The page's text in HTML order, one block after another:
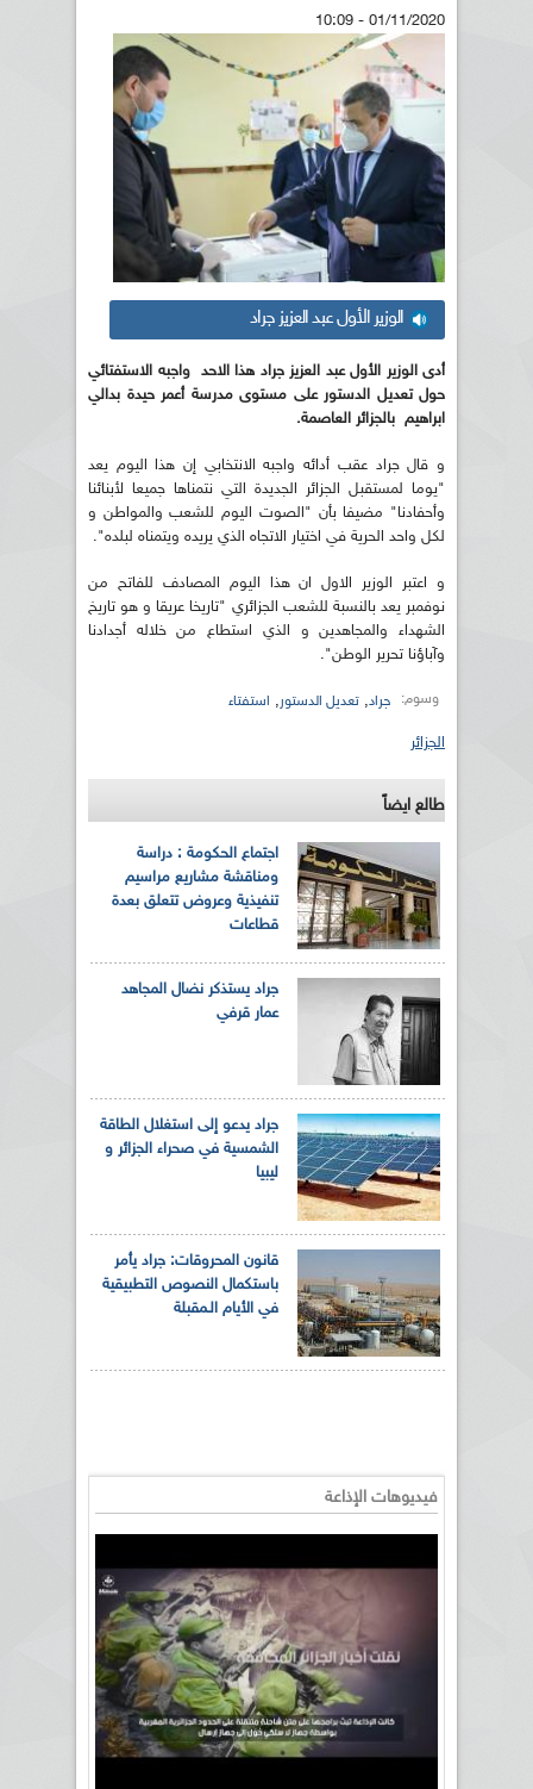
01/11/2020 - 10:09
الوزير الأول عبد العزيز جراد
أدى الوزير الأول عبد العزيز جراد هذا الاحد واجبه الاستفتائي
حول تعديل الدستور على مستوى مدرسة أعمر حيدة بدالي
ابراهيم بالجزائر العاصمة.
و قال جراد عقب أدائه واجبه الانتخابي إن هذا اليوم يعد
"يوما لمستقبل الجزائر الجديدة التي نتمناها جميعا لأبنائنا
وأحفادنا" مضيفا بأن "الصوت اليوم للشعب والمواطن و
لكل واحد الحرية في اختيار الاتجاه الذي يريده ويتمناه لبلده".
و اعتبر الوزير الاول ان هذا اليوم المصادف للفاتح من
نوفمبر يعد بالنسبة للشعب الجزائري "تاريخا عريقا و هو تاريخ
الشهداء والمجاهدين و الذي استطاع من خلاله أجدادنا
وآباؤنا تحرير الوطن".
وسوم: جراد, تعديل الدستور, استفتاء
الجزائر
طالع ايضاً
اجتماع الحكومة : دراسة
ومناقشة مشاريع مراسيم
تنفيذية وعروض تتعلق بعدة
قطاعات
جراد يستذكر نضال المجاهد
عمار قرفي
جراد يدعو إلى استغلال الطاقة
الشمسية في صحراء الجزائر و
ليبيا
قانون المحروقات: جراد يأمر
باستكمال النصوص التطبيقية
في الأيام الـمقبلة
فيديوهات الإذاعة